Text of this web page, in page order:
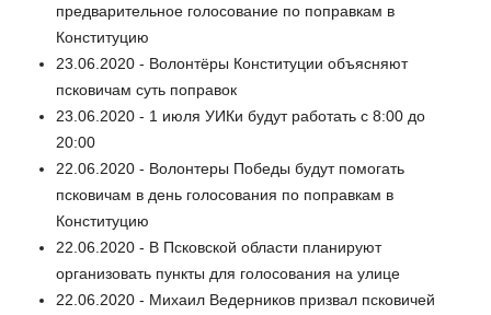
предварительное голосование по поправкам в
Конституцию
23.06.2020 - Волонтёры Конституции объясняют
псковичам суть поправок
23.06.2020 - 1 июля УИКи будут работать с 8:00 до
20:00
22.06.2020 - Волонтеры Победы будут помогать
псковичам в день голосования по поправкам в
Конституцию
22.06.2020 - В Псковской области планируют
организовать пункты для голосования на улице
22.06.2020 - Михаил Ведерников призвал псковичей